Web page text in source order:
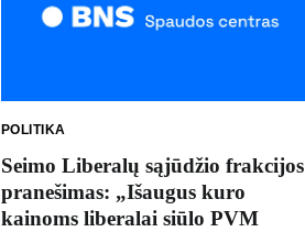
POLITIKA
Seimo Liberalų sąjūdžio frakcijos
pranešimas: „Išaugus kuro
kainoms liberalai siūlo PVM